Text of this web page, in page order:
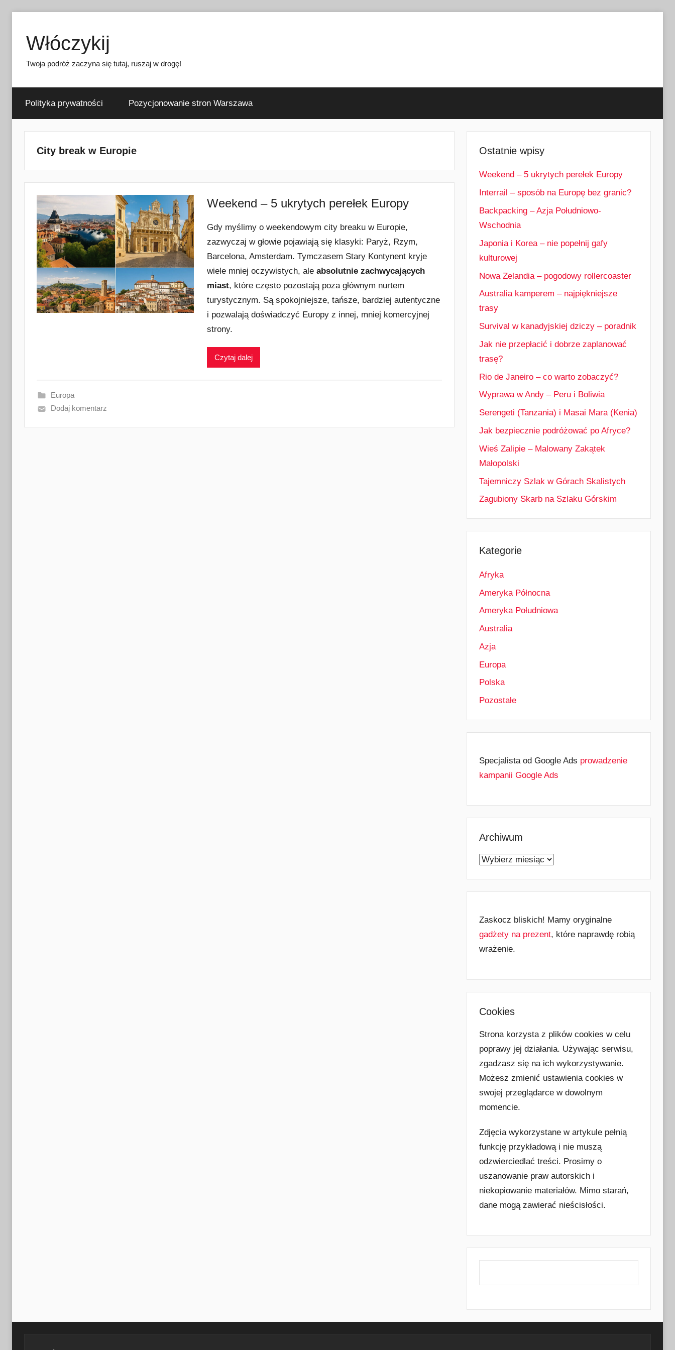
treściWłóczykij
Twoja podróż zaczyna się tutaj, ruszaj w drogę!
Polityka prywatności Pozycjonowanie stron Warszawa
City break w Europie
Weekend – 5 ukrytych perełek Europy
Gdy myślimy o weekendowym city breaku w Europie,
zazwyczaj w głowie pojawiają się klasyki: Paryż, Rzym,
Barcelona, Amsterdam. Tymczasem Stary Kontynent kryje
wiele mniej oczywistych, ale absolutnie zachwycających
miast, które często pozostają poza głównym nurtem
turystycznym. Są spokojniejsze, tańsze, bardziej autentyczne
i pozwalają doświadczyć Europy z innej, mniej komercyjnej
strony.
Czytaj dalej
Europa
Dodaj komentarz
Ostatnie wpisy
Weekend – 5 ukrytych perełek Europy
Interrail – sposób na Europę bez granic?
Backpacking – Azja Południowo-
Wschodnia
Japonia i Korea – nie popełnij gafy
kulturowej
Nowa Zelandia – pogodowy rollercoaster
Australia kamperem – najpiękniejsze
trasy
Survival w kanadyjskiej dziczy – poradnik
Jak nie przepłacić i dobrze zaplanować
trasę?
Rio de Janeiro – co warto zobaczyć?
Wyprawa w Andy – Peru i Boliwia
Serengeti (Tanzania) i Masai Mara (Kenia)
Jak bezpiecznie podróżować po Afryce?
Wieś Zalipie – Malowany Zakątek
Małopolski
Tajemniczy Szlak w Górach Skalistych
Zagubiony Skarb na Szlaku Górskim
Kategorie
Afryka
Ameryka Północna
Ameryka Południowa
Australia
Azja
Europa
Polska
Pozostałe
Specjalista od Google Ads prowadzenie
kampanii Google Ads
Archiwum
Archiwum
Zaskocz bliskich! Mamy oryginalne
gadżety na prezent, które naprawdę robią
wrażenie.
Cookies
Strona korzysta z plików cookies w celu
poprawy jej działania. Używając serwisu,
zgadzasz się na ich wykorzystywanie.
Możesz zmienić ustawienia cookies w
swojej przeglądarce w dowolnym
momencie.
Zdjęcia wykorzystane w artykule pełnią
funkcję przykładową i nie muszą
odzwierciedlać treści. Prosimy o
uszanowanie praw autorskich i
niekopiowanie materiałów. Mimo starań,
dane mogą zawierać nieścisłości.